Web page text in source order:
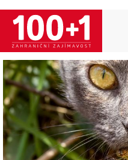
Přejít
hlavnímu
obsahu
Image